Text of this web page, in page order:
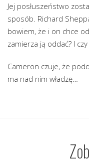
Jej posłuszeństwo
sposób. Richard
bowiem, że i on chce
zamierza ją oddać? I
Cameron czuje, że
ma nad nim władzę…